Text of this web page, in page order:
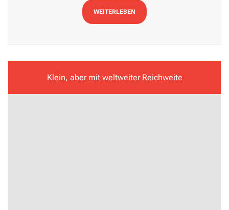
WEITERLESEN
Klein, aber mit weltweiter Reichweite